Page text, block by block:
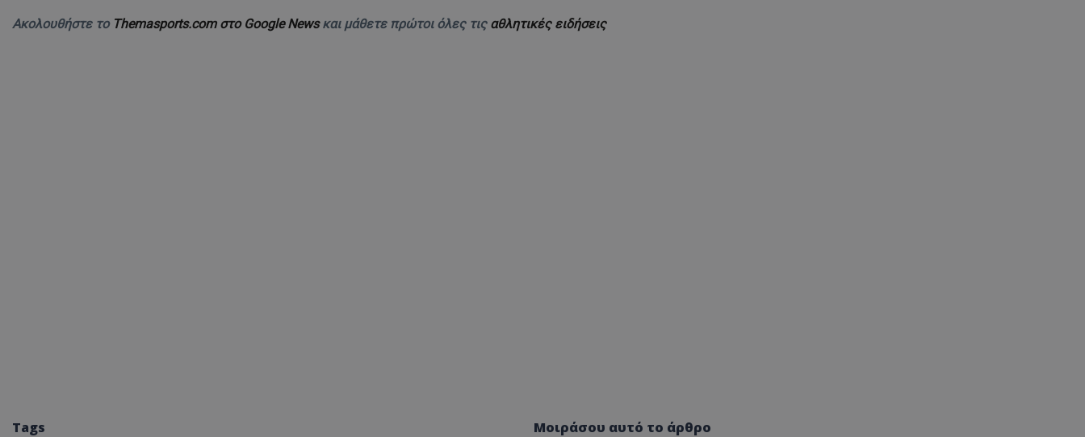
Ακολουθήστε το Themasports.com στο Google Newsκαι μάθετε πρώτοι όλες τις αθλητικές ειδήσεις
Tags Μοιράσου αυτό το άρθρο